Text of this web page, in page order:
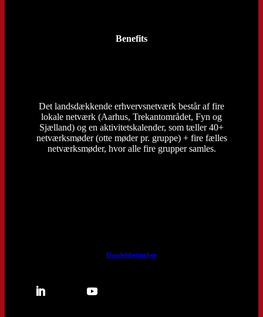
Benefits
Det landsdækkende erhvervsnetværk består af fire
lokale netværk (Aarhus, Trekantområdet, Fyn og
Sjælland) og en aktivitetskalender, som tæller 40+
netværksmøder (otte møder pr. gruppe) + fire fælles
netværksmøder, hvor alle fire grupper samles.
Handelsbetinglser